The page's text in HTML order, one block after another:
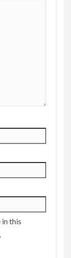
in this